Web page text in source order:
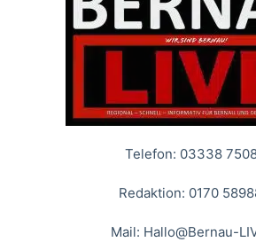
Telefon: 03338
Redaktion: 0170
Mail: Hallo@Bernau-